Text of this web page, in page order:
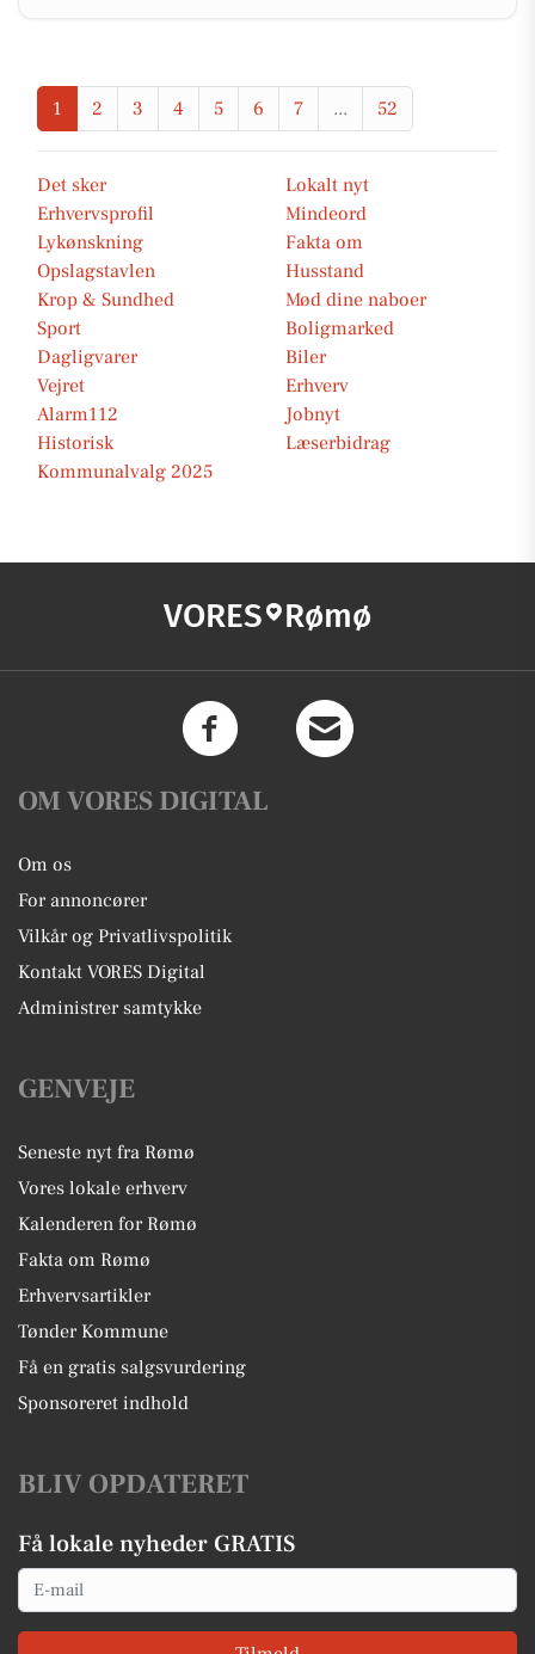
1 2 3 4 5 6 7 ... 52
Det sker
Lokalt nyt
Erhvervsprofil
Mindeord
Lykønskning
Fakta om
Opslagstavlen
Husstand
Krop & Sundhed
Mød dine naboer
Sport
Boligmarked
Dagligvarer
Biler
Vejret
Erhverv
Alarm112
Jobnyt
Historisk
Læserbidrag
Kommunalvalg 2025
VORES Rømø
OM VORES DIGITAL
Om os
For annoncører
Vilkår og Privatlivspolitik
Kontakt VORES Digital
Administrer samtykke
GENVEJE
Seneste nyt fra Rømø
Vores lokale erhverv
Kalenderen for Rømø
Fakta om Rømø
Erhvervsartikler
Tønder Kommune
Få en gratis salgsvurdering
Sponsoreret indhold
BLIV OPDATERET
Få lokale nyheder GRATIS
Email